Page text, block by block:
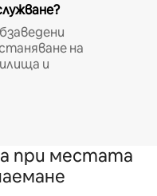
на
и
при местата